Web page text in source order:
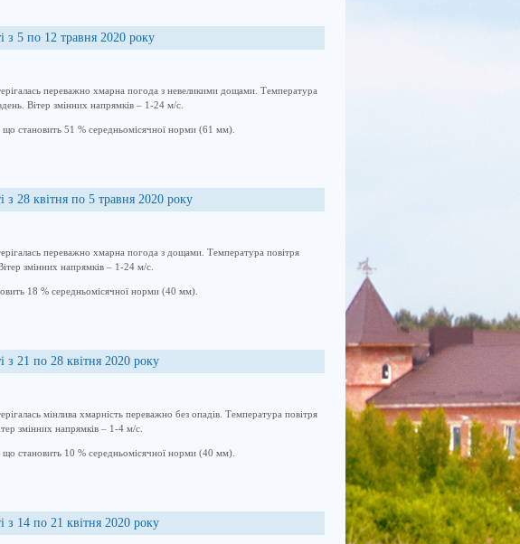
з 5 по 12 травня 2020 року
переважно хмарна погода з невеликими дощами. Температура
Вітер змінних напрямків – 1-24 м/с.
становить 51 % середньомісячної норми (61 мм).
з 28 квітня по 5 травня 2020 року
переважно хмарна погода з дощами. Температура повітря
змінних напрямків – 1-24 м/с.
18 % середньомісячної норми (40 мм).
з 21 по 28 квітня 2020 року
мінлива хмарність переважно без опадів. Температура повітря
змінних напрямків – 1-4 м/с.
становить 10 % середньомісячної норми (40 мм).
з 14 по 21 квітня 2020 року